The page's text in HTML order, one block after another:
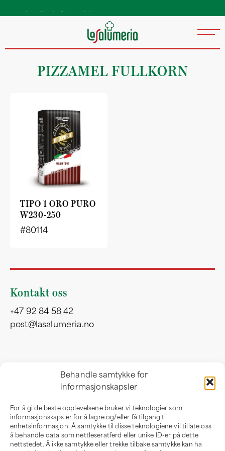
Behandle samtykke for
informasjonskapsler
For å gi de beste opplevelsene bruker vi teknologier som
informasjonskapsler for å lagre og/eller få tilgang til
enhetsinformasjon. Å samtykke til disse teknologiene vil tillate oss
å behandle data som nettleseratferd eller unike ID-er på dette
nettstedet. Å ikke samtykke eller trekke tilbake samtykke kan ha
PIZZAMEL FULLKORN
TIPO 1 ORO PURO
W230-250
#80114
Kontakt oss
+47 92 84 58 42
post@lasalumeria.no
Professor Birkelandsvei 32 b
1081 Oslo
Norge